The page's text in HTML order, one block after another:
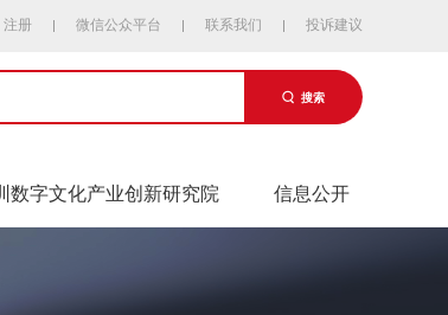
注册 微信公众平台 联系我们 投诉建议
搜索
数字文化产业创新研究院 信息公开